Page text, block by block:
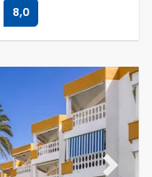
8,0
Next